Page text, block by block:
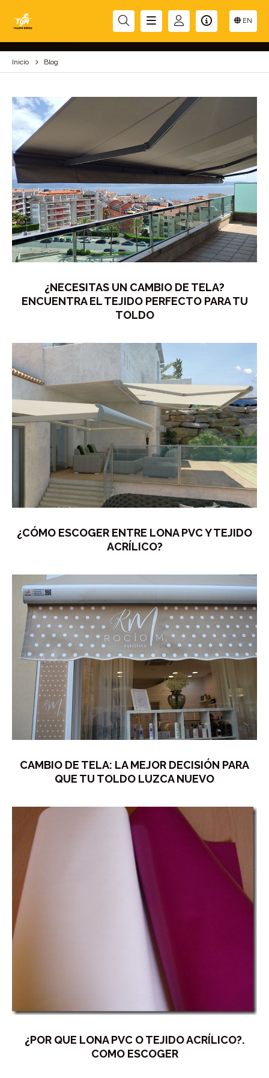
EN
BLOG
Inicio Blog
¿NECESITAS UN CAMBIO DE TELA?
ENCUENTRA EL TEJIDO PERFECTO PARA TU
TOLDO
¿CÓMO ESCOGER ENTRE LONA PVC Y TEJIDO
ACRÍLICO?
CAMBIO DE TELA: LA MEJOR DECISIÓN PARA
QUE TU TOLDO LUZCA NUEVO
¿POR QUE LONA PVC O TEJIDO ACRÍLICO?.
COMO ESCOGER